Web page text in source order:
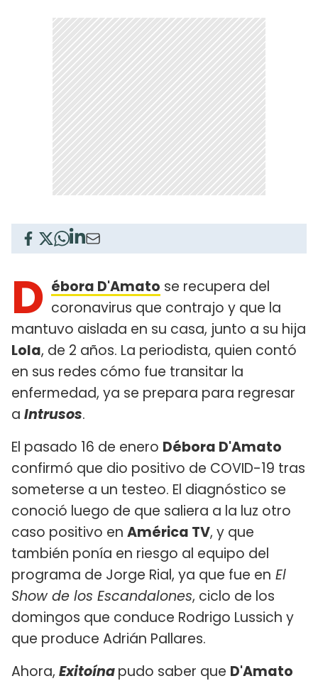
D ébora D'Amato se recupera del
coronavirus que contrajo y que la
mantuvo aislada en su casa, junto a su hija
Lola, de 2 años. La periodista, quien contó
en sus redes cómo fue transitar la
enfermedad, ya se prepara para regresar
a Intrusos.
El pasado 16 de enero Débora D'Amato
confirmó que dio positivo de COVID-19 tras
someterse a un testeo. El diagnóstico se
conoció luego de que saliera a la luz otro
caso positivo en América TV, y que
también ponía en riesgo al equipo del
programa de Jorge Rial, ya que fue en El
Show de los Escandalones, ciclo de los
domingos que conduce Rodrigo Lussich y
que produce Adrián Pallares.
Ahora, Exitoínapudo saber que D'Amato